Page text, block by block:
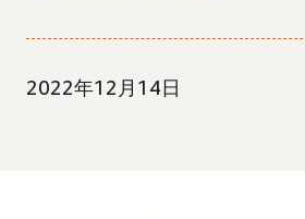
2022年12月14日